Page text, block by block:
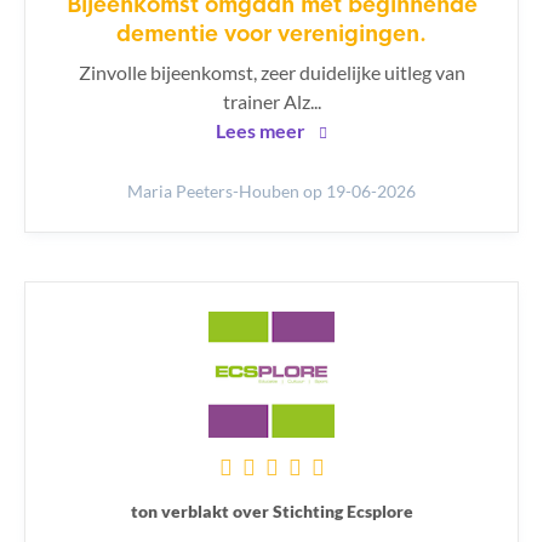
dementie voor verenigingen.
Zinvolle bijeenkomst, zeer duidelijke uitleg van
trainer Alz...
Lees meer
Maria Peeters-Houben op 19-06-2026
ton verblakt over Stichting Ecsplore